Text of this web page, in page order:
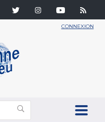
CONNEXION